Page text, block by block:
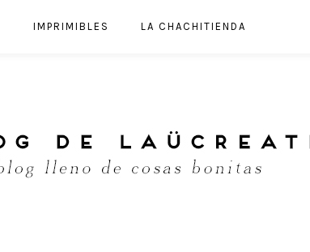
IMPRIMIBLES LA CHACHITIENDA